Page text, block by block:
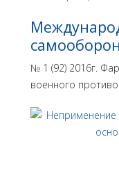
№ 1 (92) 2016г.
военного